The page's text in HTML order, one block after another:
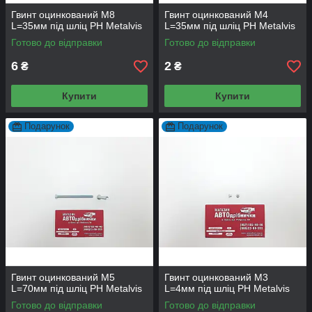
Гвинт оцинкований М8
L=35мм під шліц PH Metalvis
Готово до відправки
6 ₴
Купити
Гвинт оцинкований М4
L=35мм під шліц PH Metalvis
Готово до відправки
2 ₴
Купити
Подарунок
Гвинт оцинкований М5
L=70мм під шліц PH Metalvis
Готово до відправки
Подарунок
Гвинт оцинкований М3
L=4мм під шліц PH Metalvis
Готово до відправки